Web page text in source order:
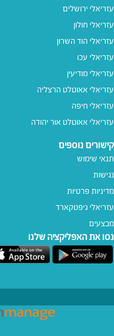
עזריאלי ירושלים
עזריאלי חולון
עזריאלי הוד השרון
עזריאלי עכו
עזריאלי מודיעין
עזריאלי אאוטלט הרצליה
עזריאלי חיפה
עזריאלי אאוטלט אור יהודה
קישורים נוספים
תנאי שימוש
נגישות
מדיניות פרטיות
עזריאלי גיפטקארד
מבצעים
נסו את האפליקציה שלנו